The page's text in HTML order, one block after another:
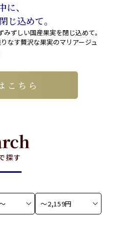
、
じ込めて。
ずしい国産果実を閉じ込めて。
なす贅沢な果実のマリアージュ
こちら
探す
〜2,159円